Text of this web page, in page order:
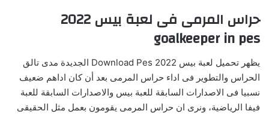
حراس المرمى فى لعبة بيس 2022
goalkeeper in pes
يظهر تحميل لعبة بيس 2022 Download Pes الجديدة مدى تالق
الحراس والتطوير فى اداء حراس المرمى بعد أن كان اداهم ضعيف
نسبيا فى الاصدارات السابقة للعبة بيس والاصدارات السابقة للعبة
فيفا الرياضية، ونرى ان حراس المرمى يقومون بعمل مثل الحقيقى